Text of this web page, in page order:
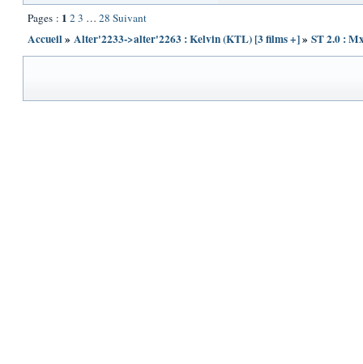
Pages : 1 23 … 28 Suivant
Accueil» Alter'2233->alter'2263 : Kelvin (KTL) [3 films +]» ST 2.0 :